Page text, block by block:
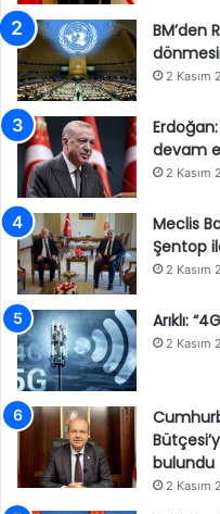
BM’den
2 Kasım
devam
2 Kasım
Meclis
Şentop
2 Kasım
Arıklı:
2 Kasım
bulundu
2 Kasım